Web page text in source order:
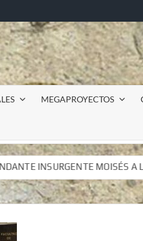
MEGAPROYECTOS
A LUIS DE TAVIRA
A LUIS DE TAVIRA